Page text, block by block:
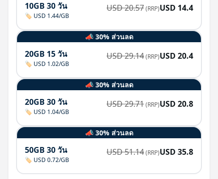
10GB 30 วัน
🏷️ USD 1.44/GB
USD20.57(RRP)USD 14.4
📣 30% ส่วนลด
20GB 15 วัน
🏷️ USD 1.02/GB
USD29.14(RRP)USD 20.4
📣 30% ส่วนลด
20GB 30 วัน
🏷️ USD 1.04/GB
USD29.71(RRP)USD 20.8
📣 30% ส่วนลด
50GB 30 วัน
🏷️ USD 0.72/GB
USD51.14(RRP)USD 35.8